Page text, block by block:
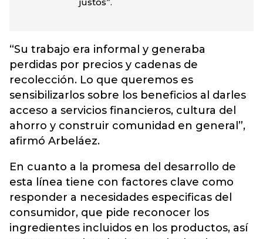
“Su trabajo era informal y generaba
perdidas por precios y cadenas de
recolección. Lo que queremos es
sensibilizarlos sobre los beneficios al darles
acceso a servicios financieros, cultura del
ahorro y construir comunidad en general”,
afirmó Arbeláez.
En cuanto a la promesa del desarrollo de
esta línea tiene con factores clave como
responder a necesidades especificas del
consumidor, que pide reconocer los
ingredientes incluidos en los productos, así